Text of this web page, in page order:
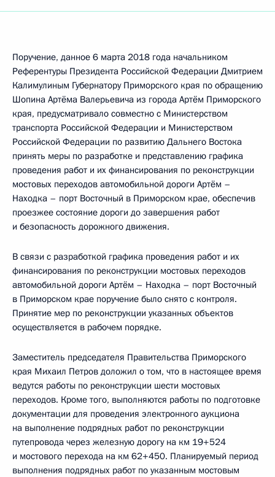
Поручение, данное 6 марта 2018 года начальником
Референтуры Президента Российской Федерации Дмитрием
Калимулиным Губернатору Приморского края по обращению
Шопина Артёма Валерьевича из города Артём Приморского
края, предусматривало совместно с Министерством
транспорта Российской Федерации и Министерством
Российской Федерации по развитию Дальнего Востока
принять меры по разработке и представлению графика
проведения работ и их финансирования по реконструкции
мостовых переходов автомобильной дороги Артём –
Находка – порт Восточный в Приморском крае, обеспечив
проезжее состояние дороги до завершения работ
и безопасность дорожного движения.
В связи с разработкой графика проведения работ и их
финансирования по реконструкции мостовых переходов
автомобильной дороги Артём – Находка – порт Восточный
в Приморском крае поручение было снято с контроля.
Принятие мер по реконструкции указанных объектов
осуществляется в рабочем порядке.
Заместитель председателя Правительства Приморского
края Михаил Петров доложил о том, что в настоящее время
ведутся работы по реконструкции шести мостовых
переходов. Кроме того, выполняются работы по подготовке
документации для проведения электронного аукциона
на выполнение подрядных работ по реконструкции
путепровода через железную дорогу на км 19+524
и мостового перехода на км 62+450. Планируемый период
выполнения подрядных работ по указанным мостовым